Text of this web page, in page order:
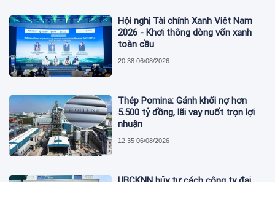
Hội nghị Tài chính Xanh Việt Nam
2026 - Khơi thông dòng vốn xanh
toàn cầu
20:38 06/08/2026
Thép Pomina: Gánh khối nợ hơn
5.500 tỷ đồng, lãi vay nuốt trọn lợi
nhuận
12:35 06/08/2026
UBCKNN hủy tư cách công ty đại